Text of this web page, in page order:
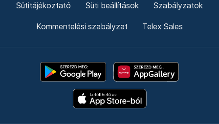
Sütitájékoztató Süti beállítások Szabályzatok
Kommentelési szabályzat Telex Sales